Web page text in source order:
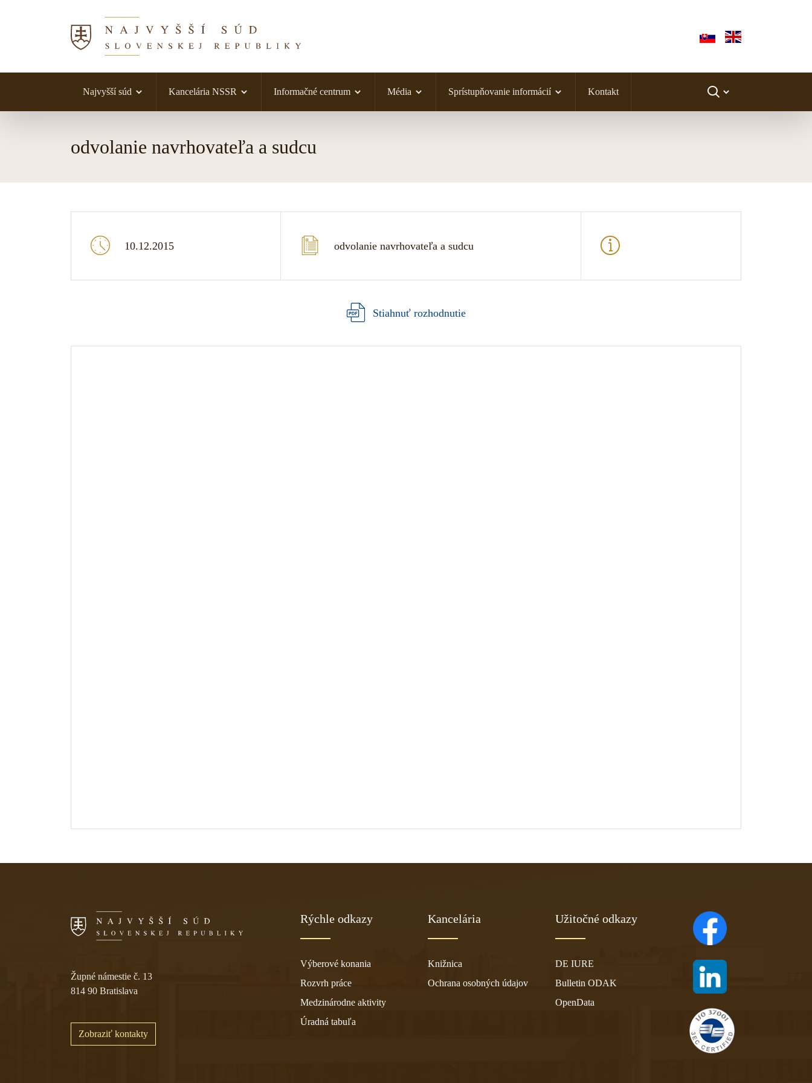
Najvyšší súd Kancelária NSSR Informačné centrum Média Sprístupňovanie informácií Kontakt
odvolanie navrhovateľa a sudcu
10.12.2015 odvolanie navrhovateľa a sudcu
Stiahnuť rozhodnutie
Župné námestie č. 13
814 90 Bratislava
Zobraziť kontakty
Rýchle odkazy
Výberové konania
Rozvrh práce
Medzinárodne aktivity
Úradná tabuľa
Kancelária
Knižnica
Ochrana osobných údajov
Užitočné odkazy
DE IURE
Bulletin ODAK
OpenData
(otvára sa v novom